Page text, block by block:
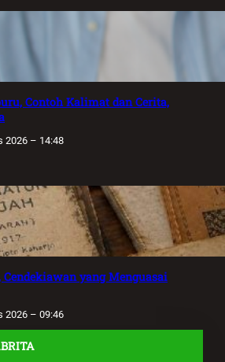
Contoh Kalimat dan Cerita,
2026 – 14:48
Cendekiawan yang Menguasai
2026 – 09:46